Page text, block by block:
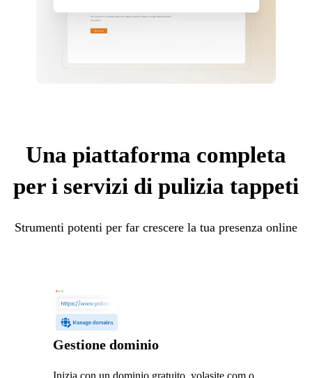
Una piattaforma completa
per i servizi di pulizia tappeti
Strumenti potenti per far crescere la tua presenza online
Gestione dominio
Inizia con un dominio gratuito .yolasite.com o